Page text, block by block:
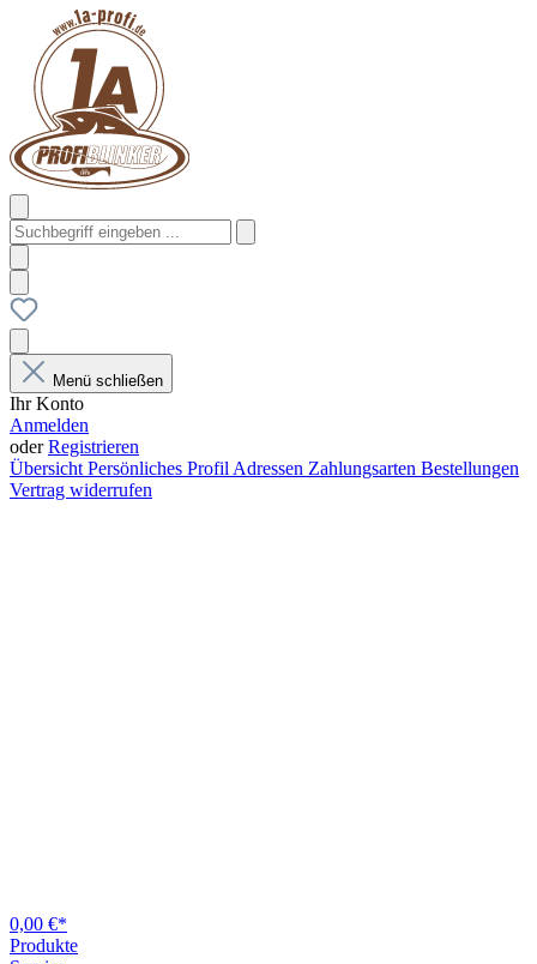
Menü schließen
Ihr Konto
Anmelden
oderRegistrieren
Übersicht Persönliches Profil Adressen Zahlungsarten Bestellungen
Vertrag widerrufen
0,00 €*
Produkte